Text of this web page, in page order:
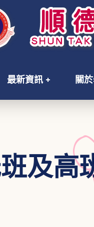
最新資訊 關
及高